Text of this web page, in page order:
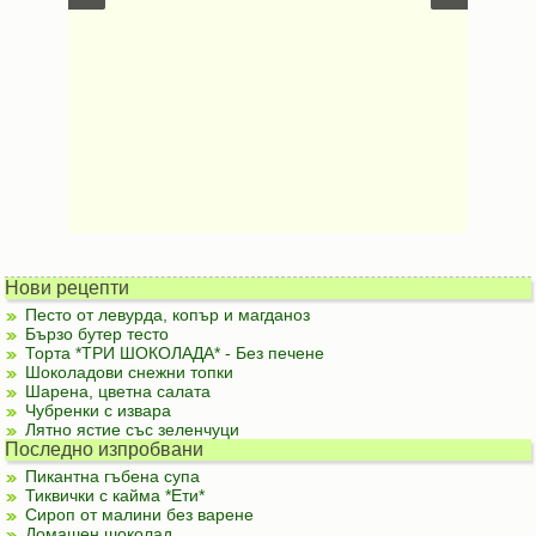
Нови рецепти
Песто от левурда, копър и магданоз
Бързо бутер тесто
Торта *ТРИ ШОКОЛАДА* - Без печене
Шоколадови снежни топки
Шарена, цветна салата
Чубренки с извара
Лятно ястие със зеленчуци
Последно изпробвани
Пикантна гъбена супа
Тиквички с кайма *Ети*
Сироп от малини без варене